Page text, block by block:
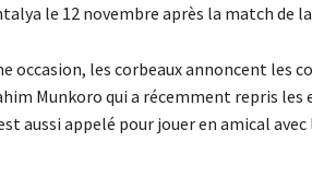
le 12 novembre après la match de la
occasion, les corbeaux annoncent les
Munkoro qui a récemment repris les
aussi appelé pour jouer en amical